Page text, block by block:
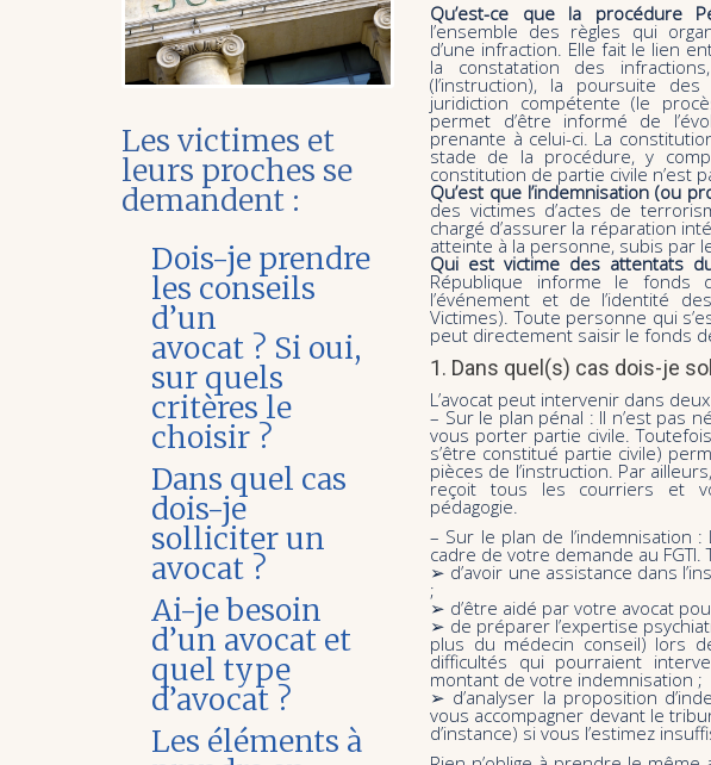
Les victimes et
leurs proches se
demandent :
Dois-je prendre
les conseils
d’un
avocat ? Si oui,
sur quels
critères le
choisir ?
Dans quel cas
dois-je
solliciter un
avocat ?
Ai-je besoin
d’un avocat et
quel type
d’avocat ?
Les éléments à
Qu’est-ce que la procédure
l’ensemble des règles qui
d’une infraction. Elle fait le lien
la constatation des
(l’instruction), la poursuite
juridiction compétente (le
permet d’être informé de
prenante à celui-ci. La
stade de la procédure, y
constitution de partie civile n’est
Qu’est que l’indemnisation (ou
des victimes d’actes de
chargé d’assurer la réparation
atteinte à la personne, subis par
Qui est victime des attentats
République informe le fonds
l’événement et de l’identité
Victimes). Toute personne qui
peut directement saisir le fonds
1. Dans quel(s) cas dois-je
L’avocat peut intervenir dans
– Sur le plan pénal : Il n’est pas
vous porter partie civile.
s’être constitué partie civile)
pièces de l’instruction. Par
reçoit tous les courriers et
pédagogie.
– Sur le plan de l’indemnisation :
cadre de votre demande au
➢ d’avoir une assistance dans
;
➢ d’être aidé par votre avocat
➢ de préparer l’expertise
plus du médecin conseil) lors
difficultés qui pourraient
montant de votre indemnisation ;
➢ d’analyser la proposition
vous accompagner devant le
d’instance) si vous l’estimez